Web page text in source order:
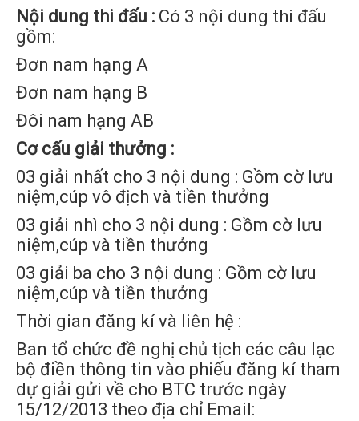
Nội dung thi đấu : Có 3 nội dung thi đấu
gồm:
Đơn nam hạng A
Đơn nam hạng B
Đôi nam hạng AB
Cơ cấu giải thưởng :
03 giải nhất cho 3 nội dung : Gồm cờ lưu
niệm,cúp vô địch và tiền thưởng
03 giải nhì cho 3 nội dung : Gồm cờ lưu
niệm,cúp và tiền thưởng
03 giải ba cho 3 nội dung : Gồm cờ lưu
niệm,cúp và tiền thưởng
Thời gian đăng kí và liên hệ :
Ban tổ chức đề nghị chủ tịch các câu lạc
bộ điền thông tin vào phiếu đăng kí tham
dự giải gửi về cho BTC trước ngày
15/12/2013 theo địa chỉ Email: